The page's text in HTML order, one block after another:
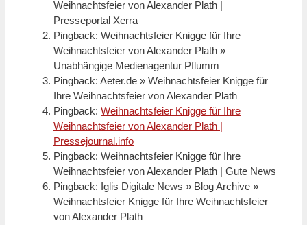
Weihnachtsfeier von Alexander Plath |
Presseportal Xerra
Pingback: Weihnachtsfeier Knigge für Ihre
Weihnachtsfeier von Alexander Plath »
Unabhängige Medienagentur Pflumm
Pingback: Aeter.de » Weihnachtsfeier Knigge für
Ihre Weihnachtsfeier von Alexander Plath
Pingback: Weihnachtsfeier Knigge für Ihre
Weihnachtsfeier von Alexander Plath |
Pressejournal.info
Pingback: Weihnachtsfeier Knigge für Ihre
Weihnachtsfeier von Alexander Plath | Gute News
Pingback: Iglis Digitale News » Blog Archive »
Weihnachtsfeier Knigge für Ihre Weihnachtsfeier
von Alexander Plath